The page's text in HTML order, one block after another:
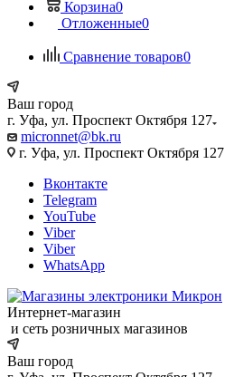
Корзина0
Отложенные0
Сравнение товаров0
Ваш город
г. Уфа, ул. Проспект Октября 127
micronnet@bk.ru
г. Уфа, ул. Проспект Октября 127
Вконтакте
Telegram
YouTube
Viber
Viber
WhatsApp
Интернет-магазин
и сеть розничных магазинов
Ваш город